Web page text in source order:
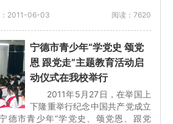
：2011-06-03 阅读：7620
宁德市青少年“学党史 颂党
恩 跟党走”主题教育活动启
动仪式在我校举行
2011年5月27日，在举国上
下隆重举行纪念中国共产党成立
德市青少年“学党史、颂党恩、跟党